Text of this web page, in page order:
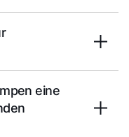
eine